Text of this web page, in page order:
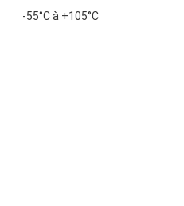
-55°C à +105°C